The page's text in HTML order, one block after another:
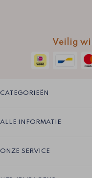
Veilig
CATEGORIEËN
ALLE INFORMATIE
ONZE SERVICE